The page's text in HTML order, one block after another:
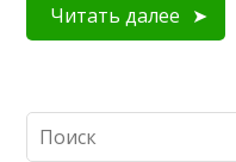
Читать далее